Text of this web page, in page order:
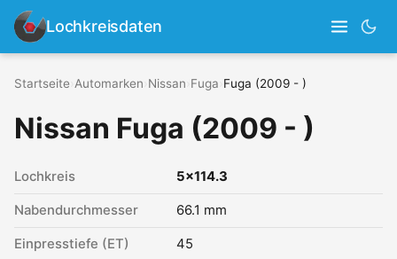
Lochkreisdaten
Startseite Automarken Nissan Fuga Fuga (2009 - )
Nissan Fuga (2009 - )
Lochkreis 5x114.3
Nabendurchmesser 66.1 mm
Einpresstiefe (ET) 45